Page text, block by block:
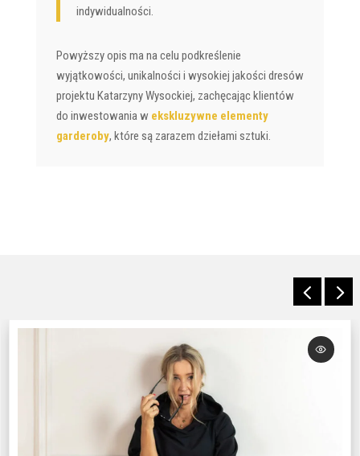
indywidualności.
Powyższy opis ma na celu podkreślenie
wyjątkowości, unikalności i wysokiej jakości dresów
projektu Katarzyny Wysockiej, zachęcając klientów
do inwestowania w ekskluzywne elementy
garderoby, które są zarazem dziełami sztuki.